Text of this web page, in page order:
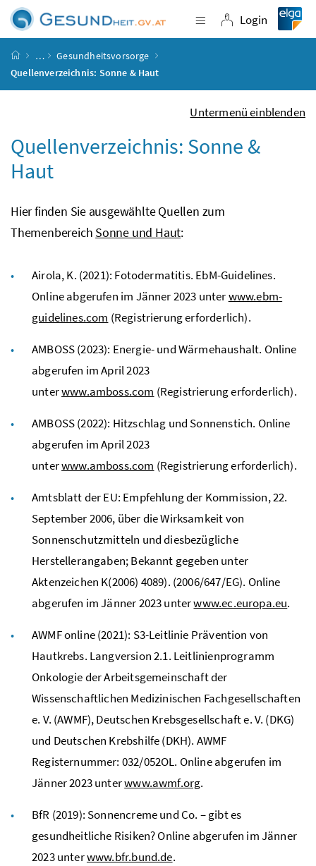
Zum Inhalt
Zum Hauptmenü
Zum Untermenü
Zur Suche
Navigation
Login
Login
Startseite
…
Gesundheitsvorsorge
Quellenverzeichnis: Sonne & Haut
Untermenü einblenden
Quellenverzeichnis: Sonne &
Haut
Hier finden Sie ausgewählte Quellen zum
Themenbereich Sonne und Haut:
Airola, K. (2021): Fotodermatitis. EbM-Guidelines.
Online abgerufen im Jänner 2023 unterwww.ebm-
guidelines.com (Registrierung erforderlich).
AMBOSS (2023): Energie- und Wärmehaushalt. Online
abgerufen im April 2023
unterwww.amboss.com (Registrierung erforderlich).
AMBOSS (2022): Hitzschlag und Sonnenstich. Online
abgerufen im April 2023
unterwww.amboss.com (Registrierung erforderlich).
Amtsblatt der EU: Empfehlung der Kommission, 22.
September 2006, über die Wirksamkeit von
Sonnenschutzmitteln und diesbezügliche
Herstellerangaben; Bekannt gegeben unter
Aktenzeichen K(2006) 4089). (2006/647/EG). Online
abgerufen im Jänner 2023 unterwww.ec.europa.eu.
AWMF online (2021): S3-Leitlinie Prävention von
Hautkrebs. Langversion 2.1. Leitlinienprogramm
Onkologie der Arbeitsgemeinschaft der
Wissenschaftlichen Medizinischen Fachgesellschaften
e. V. (AWMF), Deutschen Krebsgesellschaft e. V. (DKG)
und Deutschen Krebshilfe (DKH). AWMF
Registernummer: 032/052OL. Online abgerufen im
Jänner 2023 unterwww.awmf.org.
BfR (2019): Sonnencreme und Co. – gibt es
gesundheitliche Risiken? Online abgerufen im Jänner
2023 unterwww.bfr.bund.de.